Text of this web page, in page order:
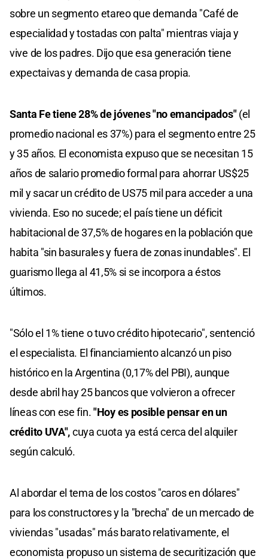
sobre un segmento etareo que demanda "Café de
especialidad y tostadas con palta" mientras viaja y
vive de los padres. Dijo que esa generación tiene
expectaivas y demanda de casa propia.
Santa Fe tiene 28% de jóvenes "no emancipados"(el
promedio nacional es 37%) para el segmento entre 25
y 35 años. El economista expuso que se necesitan 15
años de salario promedio formal para ahorrar US$25
mil y sacar un crédito de US75 mil para acceder a una
vivienda. Eso no sucede; el país tiene un déficit
habitacional de 37,5% de hogares en la población que
habita "sin basurales y fuera de zonas inundables". El
guarismo llega al 41,5% si se incorpora a éstos
últimos.
"Sólo el 1% tiene o tuvo crédito hipotecario", sentenció
el especialista. El financiamiento alcanzó un piso
histórico en la Argentina (0,17% del PBI), aunque
desde abril hay 25 bancos que volvieron a ofrecer
líneas con ese fin."Hoy es posible pensar en un
crédito UVA",cuya cuota ya está cerca del alquiler
según calculó.
Al abordar el tema de los costos "caros en dólares"
para los constructores y la "brecha" de un mercado de
viviendas "usadas" más barato relativamente, el
economista propuso un sistema de securitización que